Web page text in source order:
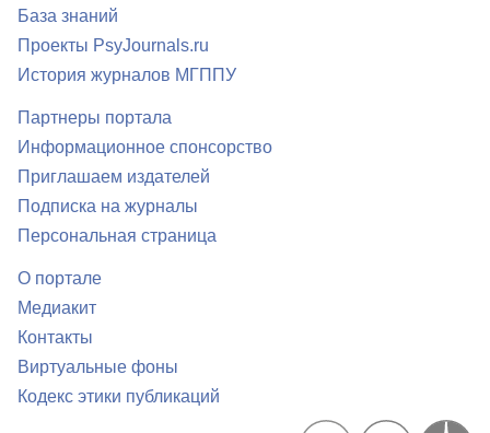
База знаний
Проекты PsyJournals.ru
История журналов МГППУ
Партнеры портала
Информационное спонсорство
Приглашаем издателей
Подписка на журналы
Персональная страница
О портале
Медиакит
Контакты
Виртуальные фоны
Кодекс этики публикаций